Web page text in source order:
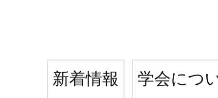
新着情報 学会につ